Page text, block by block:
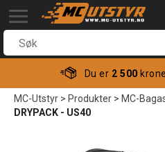
Du er 2 500
MC-Utstyr>Produkter>MC-
DRYPACK - US40